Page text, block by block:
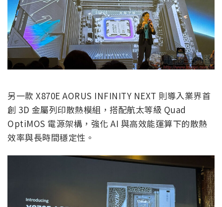
另一款 X870E AORUS INFINITY NEXT 則導入業界首
創 3D 金屬列印散熱模組，搭配航太等級 Quad
OptiMOS 電源架構，強化 AI 與高效能運算下的散熱
效率與長時間穩定性。